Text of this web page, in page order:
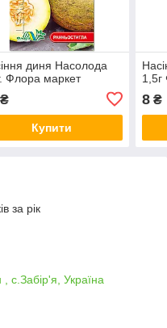
диня Насолода
Флора маркет
Купити
8 ₴
за рік
, с.Забір'я, Україна